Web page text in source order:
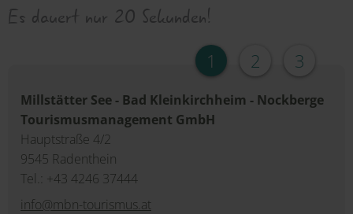
Es dauert nur 20 Sekunden!
1 2 3
Millstätter See - Bad Kleinkirchheim - Nockberge
Tourismusmanagement GmbH
Hauptstraße 4/2
9545 Radenthein
Tel.: +43 4246 37444
info@mbn-tourismus.at